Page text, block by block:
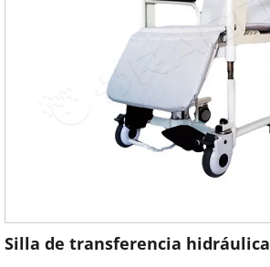
Silla de transferencia hidráulica